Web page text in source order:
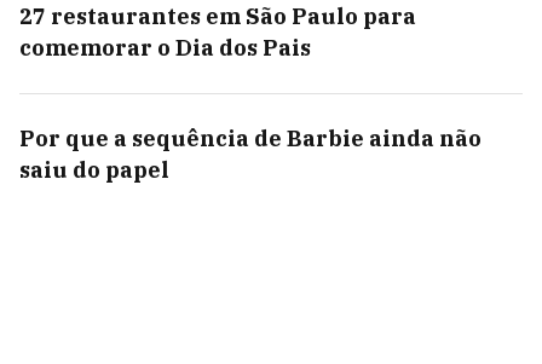
27 restaurantes em São Paulo para
comemorar o Dia dos Pais
Por que a sequência de Barbie ainda não
saiu do papel